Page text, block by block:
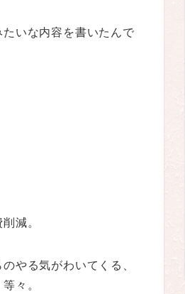
いな内容を書いたんで
減。
やる気がわいてくる、
々。